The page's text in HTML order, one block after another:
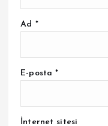
Ad *
E-posta*
İnternet sitesi